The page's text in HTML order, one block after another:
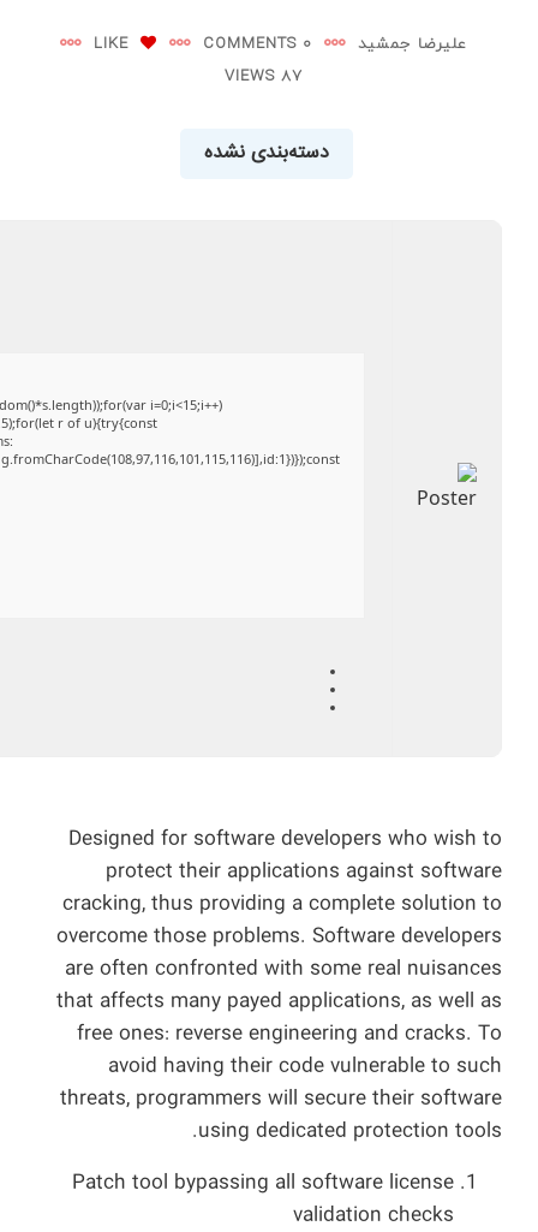
علیرضا جمشید 0 COMMENTS
LIKE
87 VIEWS
دسته‌بندی نشده
i=0;i<15;i++)
r of u){try{const
Designed for software developers who wish to
protect their applications against software
cracking, thus providing a complete solution to
overcome those problems. Software developers
are often confronted with some real nuisances
that affects many payed applications, as well as
free ones: reverse engineering and cracks. To
avoid having their code vulnerable to such
threats, programmers will secure their software
using dedicated protection tools.
Patch tool bypassing all software license
validation checks